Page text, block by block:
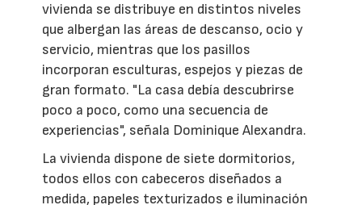
vivienda se distribuye en distintos niveles
que albergan las áreas de descanso, ocio y
servicio, mientras que los pasillos
incorporan esculturas, espejos y piezas de
gran formato. "La casa debía descubrirse
poco a poco, como una secuencia de
experiencias", señala Dominique Alexandra.
La vivienda dispone de siete dormitorios,
todos ellos con cabeceros diseñados a
medida, papeles texturizados e iluminación